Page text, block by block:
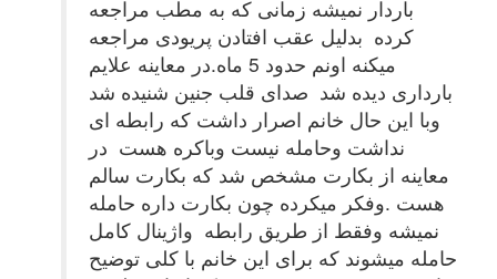
باردار نمیشه زمانی که به مطب مراجعه
کرده بدلیل عقب افتادن پریودی مراجعه
میکنه اونم حدود 5 ماه.در معاینه علایم
بارداری دیده شد صدای قلب جنین شنیده شد
وبا این حال خانم اصرار داشت که رابطه ای
نداشت وحامله نیست وباکره هست در
معاینه از بکارت مشخص شد که بکارت سالم
هست .وفکر میکرده چون بکارت داره حامله
نمیشه وفقط از طریق رابطه واژینال کامل
حامله میشوند که برای این خانم با کلی توضیح